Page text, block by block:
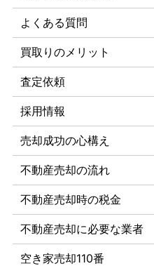
よくある質問
買取りのメリット
査定依頼
採用情報
売却成功の心構え
不動産売却の流れ
不動産売却時の税金
不動産売却に必要な業者
空き家売却110番